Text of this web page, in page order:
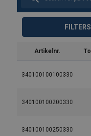
Artikelnr.
340100100100330
340100100200330
340100100250330